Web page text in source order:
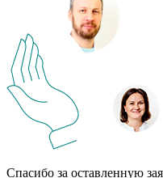
Спасибо за оставленную